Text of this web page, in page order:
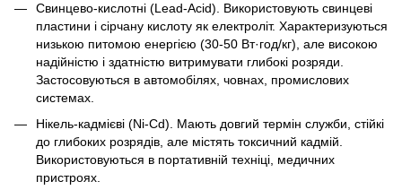
Свинцево-кислотні (Lead-Acid). Використовують свинцеві
пластини і сірчану кислоту як електроліт. Характеризуються
низькою питомою енергією (30-50 Вт·год/кг), але високою
надійністю і здатністю витримувати глибокі розряди.
Застосовуються в автомобілях, човнах, промислових
системах.
Нікель-кадмієві (Ni-Cd). Мають довгий термін служби, стійкі
до глибоких розрядів, але містять токсичний кадмій.
Використовуються в портативній техніці, медичних
пристроях.